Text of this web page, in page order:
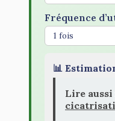
Fréquence
📊
Lire aussi